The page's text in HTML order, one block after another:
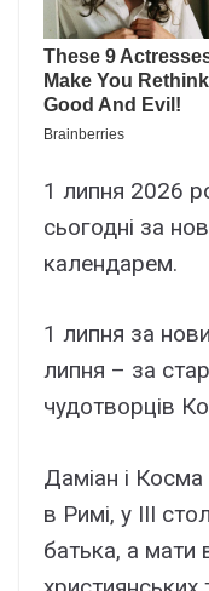
1 липня 2026
сьогодні за
календарем.
1 липня за
липня – за
чудотворців
Даміан і
в Римі, у III
батька, а мати